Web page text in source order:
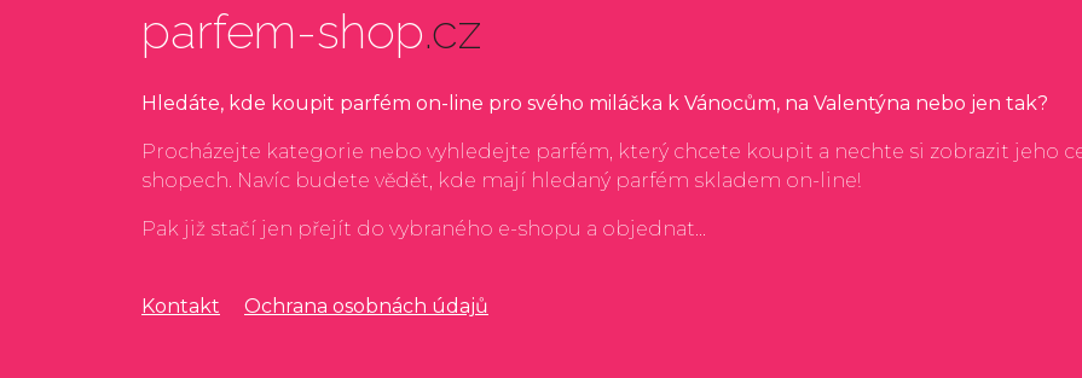
parfem-shop.cz
Hledáte, kde koupit parfém on-line pro svého miláčka k Vánocům, na Valentýna nebo jen tak?
Procházejte kategorie nebo vyhledejte parfém, který chcete koupit a nechte si zobrazit jeho
shopech. Navíc budete vědět, kde mají hledaný parfém skladem on-line!
Pak již stačí jen přejít do vybraného e-shopu a objednat...
Kontakt Ochrana osobnách údajů